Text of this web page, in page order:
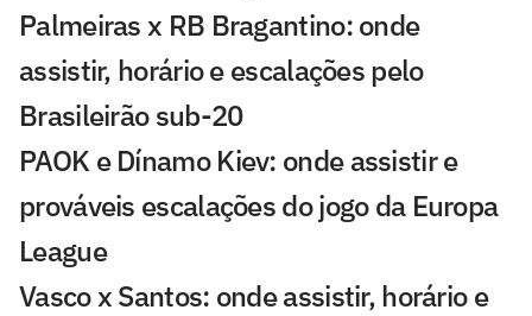
Palmeiras x RB Bragantino: onde
assistir, horário e escalações pelo
Brasileirão sub-20
PAOK e Dínamo Kiev: onde assistir e
prováveis escalações do jogo da Europa
League
Vasco x Santos: onde assistir, horário e